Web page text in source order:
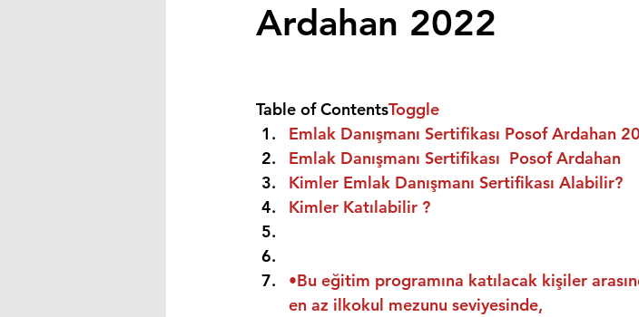
Ardahan 2022
Table of ContentsToggle
Emlak Danışmanı Sertifikası Posof Ardahan
Emlak Danışmanı Sertifikası  Posof Ardahan
Kimler Emlak Danışmanı Sertifikası Alabilir?
Kimler Katılabilir ?
•Bu eğitim programına katılacak kişiler
en az ilkokul mezunu seviyesinde,